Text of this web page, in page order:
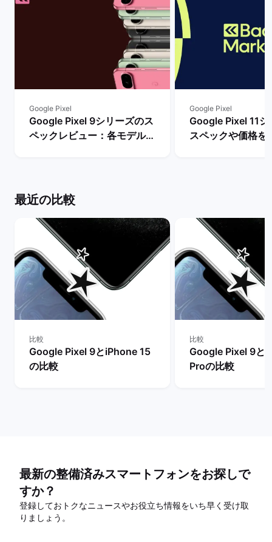
Google Pixel
Google Pixel 9シリーズのス
ペックレビュー：各モデルの
Google Pixel
Google Pixel 11シ
スペックや価格を
最近の比較
比較
Google Pixel 9とiPhone 15
の比較
比較
Google Pixel 9と
Proの比較
最新の整備済みスマートフォンをお探しで
すか？
登録しておトクなニュースやお役立ち情報をいち早く受け取
りましょう。